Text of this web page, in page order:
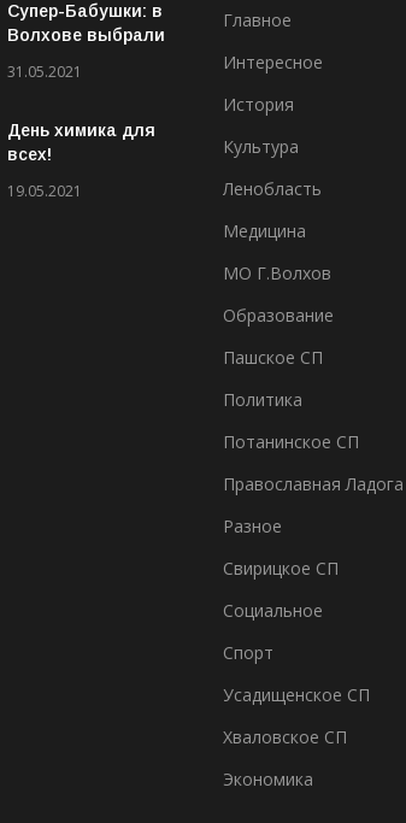
Супер-Бабушки: в
Волхове выбрали
(ВИДЕО)
31.05.2021
День химика для
всех!
19.05.2021
Главное
Интересное
История
Культура
Ленобласть
Медицина
МО Г.Волхов
Образование
Пашское СП
Политика
Потанинское СП
Православная Ладога
Разное
Свирицкое СП
Социальное
Спорт
Усадищенское СП
Хваловское СП
Экономика